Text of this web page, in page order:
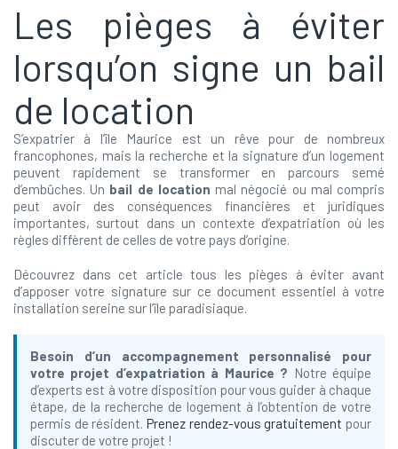
Les pièges à éviter
lorsqu’on signe un bail
de location
S’expatrier à l’île Maurice est un rêve pour de nombreux
francophones, mais la recherche et la signature d’un logement
peuvent rapidement se transformer en parcours semé
d’embûches. Un bail de location mal négocié ou mal compris
peut avoir des conséquences financières et juridiques
importantes, surtout dans un contexte d’expatriation où les
règles diffèrent de celles de votre pays d’origine.
Découvrez dans cet article tous les pièges à éviter avant
d’apposer votre signature sur ce document essentiel à votre
installation sereine sur l’île paradisiaque.
Besoin d’un accompagnement personnalisé pour
votre projet d’expatriation à Maurice ? Notre équipe
d’experts est à votre disposition pour vous guider à chaque
étape, de la recherche de logement à l’obtention de votre
permis de résident. Prenez rendez-vous gratuitement pour
discuter de votre projet !